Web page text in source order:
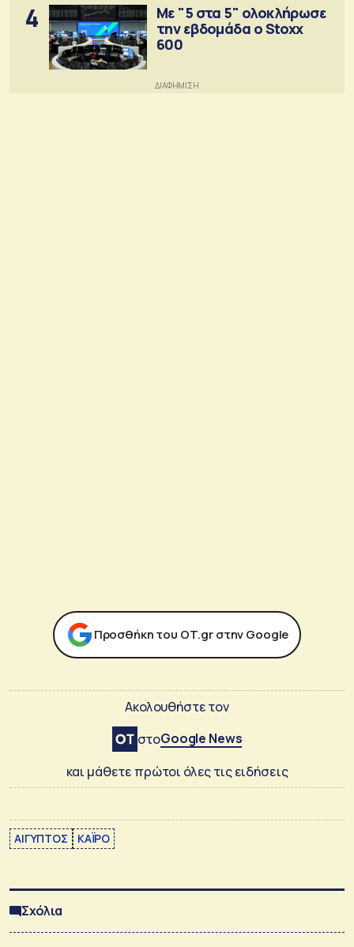
4
Με "5 στα 5" ολοκλήρωσε
την εβδομάδα ο Stoxx
600
Προσθήκη του ΟΤ.gr στην Google
Ακολουθήστε τον
στοGoogle News
και μάθετε πρώτοι όλες τις ειδήσεις
ΑΙΓΥΠΤΟΣ ΚΑΪΡΟ
Σχόλια